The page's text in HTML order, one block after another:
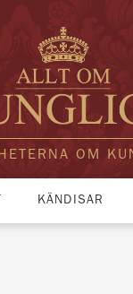
OM
KÄNDISAR